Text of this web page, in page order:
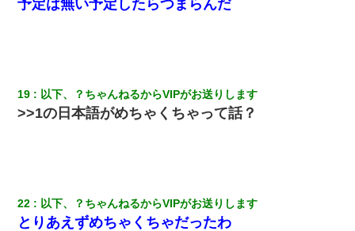
予定は無い予定したらつまらんだ
19 以下、？ちゃんねるからVIPがお送りします
>>1の日本語がめちゃくちゃって話？
22 以下、？ちゃんねるからVIPがお送りします
とりあえずめちゃくちゃだったわ